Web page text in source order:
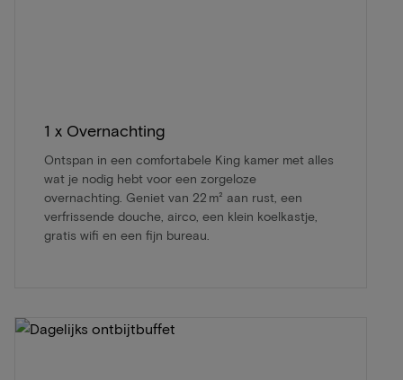
1 x Overnachting
Ontspan in een comfortabele King kamer met alles
wat je nodig hebt voor een zorgeloze
overnachting. Geniet van 22 m² aan rust, een
verfrissende douche, airco, een klein koelkastje,
gratis wifi en een fijn bureau.